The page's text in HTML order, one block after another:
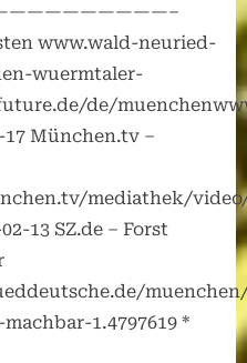
www.wald-neuried-
wuermtaler-
de/
17 München.tv –
mediathek/
13 SZ.de – Forst
1.4797619 *